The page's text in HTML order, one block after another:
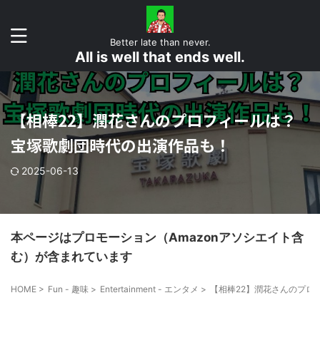
Better late than never.
All is well that ends well.
【相棒22】潤花さんのプロフィールは？
宝塚歌劇団時代の出演作品も！
2025-06-13
本ページはプロモーション（Amazonアソシエイト含
む）が含まれています
HOME > Fun - 趣味 > Entertainment - エンタメ > 【相棒22】潤花さんのプ